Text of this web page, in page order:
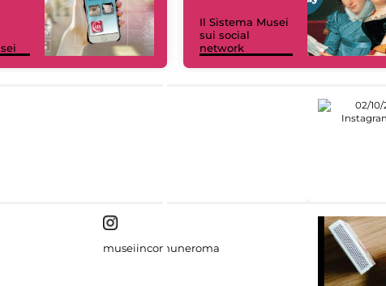
Il Sistema Musei
sui social
network
museiincomuneroma